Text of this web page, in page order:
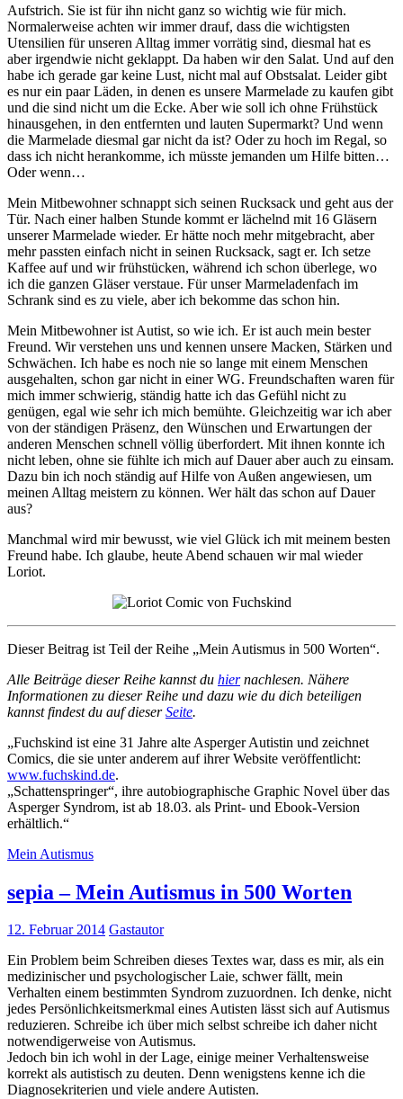
Aufstrich. Sie ist für ihn nicht ganz so wichtig wie für mich.
Normalerweise achten wir immer drauf, dass die wichtigsten
Utensilien für unseren Alltag immer vorrätig sind, diesmal hat es
aber irgendwie nicht geklappt. Da haben wir den Salat. Und auf den
habe ich gerade gar keine Lust, nicht mal auf Obstsalat. Leider gibt
es nur ein paar Läden, in denen es unsere Marmelade zu kaufen gibt
und die sind nicht um die Ecke. Aber wie soll ich ohne Frühstück
hinausgehen, in den entfernten und lauten Supermarkt? Und wenn
die Marmelade diesmal gar nicht da ist? Oder zu hoch im Regal, so
dass ich nicht herankomme, ich müsste jemanden um Hilfe bitten…
Oder wenn…
Mein Mitbewohner schnappt sich seinen Rucksack und geht aus der
Tür. Nach einer halben Stunde kommt er lächelnd mit 16 Gläsern
unserer Marmelade wieder. Er hätte noch mehr mitgebracht, aber
mehr passten einfach nicht in seinen Rucksack, sagt er. Ich setze
Kaffee auf und wir frühstücken, während ich schon überlege, wo
ich die ganzen Gläser verstaue. Für unser Marmeladenfach im
Schrank sind es zu viele, aber ich bekomme das schon hin.
Mein Mitbewohner ist Autist, so wie ich. Er ist auch mein bester
Freund. Wir verstehen uns und kennen unsere Macken, Stärken und
Schwächen. Ich habe es noch nie so lange mit einem Menschen
ausgehalten, schon gar nicht in einer WG. Freundschaften waren für
mich immer schwierig, ständig hatte ich das Gefühl nicht zu
genügen, egal wie sehr ich mich bemühte. Gleichzeitig war ich aber
von der ständigen Präsenz, den Wünschen und Erwartungen der
anderen Menschen schnell völlig überfordert. Mit ihnen konnte ich
nicht leben, ohne sie fühlte ich mich auf Dauer aber auch zu einsam.
Dazu bin ich noch ständig auf Hilfe von Außen angewiesen, um
meinen Alltag meistern zu können. Wer hält das schon auf Dauer
aus?
Manchmal wird mir bewusst, wie viel Glück ich mit meinem besten
Freund habe. Ich glaube, heute Abend schauen wir mal wieder
Loriot.
Dieser Beitrag ist Teil der Reihe „Mein Autismus in 500 Worten“.
Alle Beiträge dieser Reihe kannst du hiernachlesen. Nähere
Informationen zu dieser Reihe und dazu wie du dich beteiligen
kannst findest du auf dieserSeite.
„Fuchskind ist eine 31 Jahre alte Asperger Autistin und zeichnet
Comics, die sie unter anderem auf ihrer Website veröffentlicht:
www.fuchskind.de.
„Schattenspringer“, ihre autobiographische Graphic Novel über das
Asperger Syndrom, ist ab 18.03. als Print- und Ebook-Version
erhältlich.“
Mein Autismus
sepia – Mein Autismus in 500 Worten
12. Februar 2014 Gastautor
Ein Problem beim Schreiben dieses Textes war, dass es mir, als ein
medizinischer und psychologischer Laie, schwer fällt, mein
Verhalten einem bestimmten Syndrom zuzuordnen. Ich denke, nicht
jedes Persönlichkeitsmerkmal eines Autisten lässt sich auf Autismus
reduzieren. Schreibe ich über mich selbst schreibe ich daher nicht
notwendigerweise von Autismus.
Jedoch bin ich wohl in der Lage, einige meiner Verhaltensweise
korrekt als autistisch zu deuten. Denn wenigstens kenne ich die
Diagnosekriterien und viele andere Autisten.